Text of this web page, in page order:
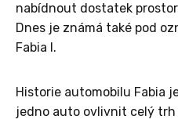
nabídnout dostatek
Dnes je známá také pod
Fabia I.
Historie automobilu Fabia
jedno auto ovlivnit celý